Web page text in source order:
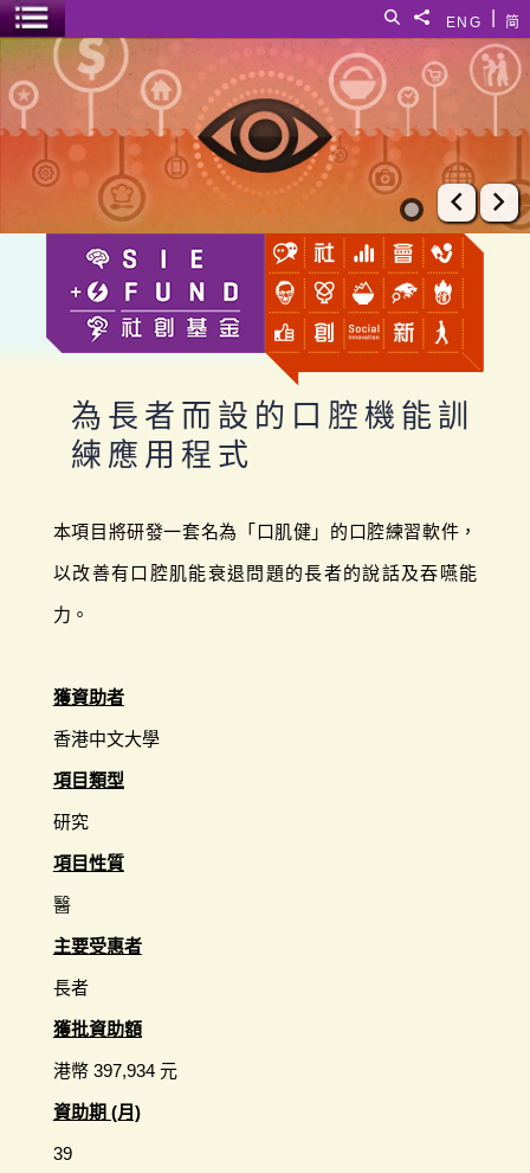
简
ENG
分享給
搜尋
選單開關
為長者而設的口腔機能訓練應用程式
上一張
下
為長者而設的口腔機能訓
練應用程式
本項目將研發一套名為「口肌健」的口腔練習軟件，
以改善有口腔肌能衰退問題的長者的說話及吞嚥能
力。
獲資助者
香港中文大學
項目類型
研究
項目性質
醫
主要受惠者
長者
獲批資助額
港幣 397,934 元
資助期 (月)
39